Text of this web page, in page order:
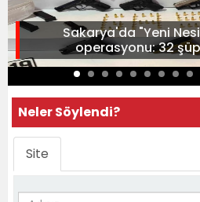
Sakarya'da "Yeni
operasyonu: 32
Neler Söylendi?
Site